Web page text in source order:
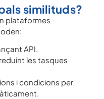
similituds?
plataformes
API.
les tasques
i condicions per